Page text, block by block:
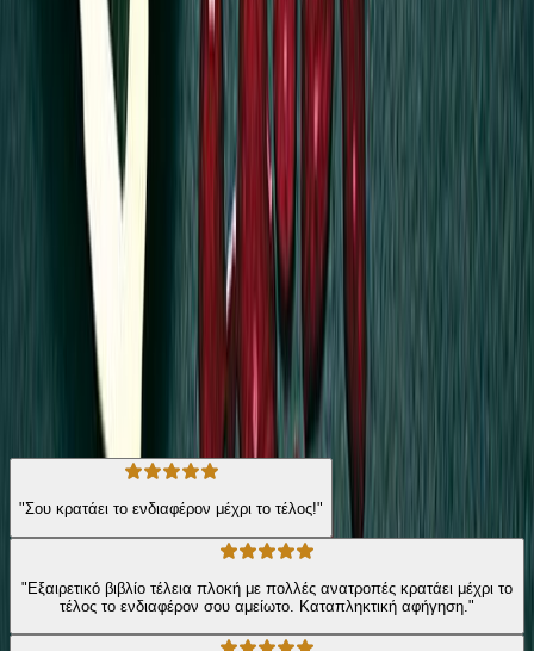
Το παρελθόν μπλέκεται με το παρόν και καλά κρυμμένα μυστικά
βγαίνουν στο φως. Ποιος θέλησε να σκοτώσει έναν άνθρωπο που
ήδη βρισκόταν στο κατώφλι του θανάτου; Ο Μάνος και η Έλσα,
στην προσπάθειά τους να ξετυλίξουν το κουβάρι αυτής της τόσο
σκοτεινής υπόθεσης, καλούνται να ανατρέξουν στο 1922…
Όλα οδηγούν στη Σμύρνη… ή ξεκινούν αποκεί…
Σύγχρονη Λογοτεχνία Ψυχολογικό Θρίλερ
Η γνώμη των ακροατών
★ 4.5 /5 Βαθμολογία βιβλίου
Αξιολογήσεις
"Σου κρατάει το ενδιαφέρον μέχρι το τέλος!"
"Εξαιρετικό βιβλίο τέλεια πλοκή με πολλές ανατροπές κρατάει μέχρι το
τέλος το ενδιαφέρον σου αμείωτο. Καταπληκτική αφήγηση."